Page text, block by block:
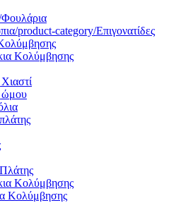
product-category/Επιγονατίδες
Κολύμβησης
ώμου
Κολύμβησης
Κολύμβησης